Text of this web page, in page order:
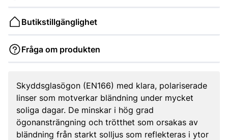
Butikstillgänglighet
Fråga om produkten
Skyddsglasögon (EN166) med klara, polariserade
linser som motverkar bländning under mycket
soliga dagar. De minskar i hög grad
ögonansträngning och trötthet som orsakas av
bländning från starkt solljus som reflekteras i ytor